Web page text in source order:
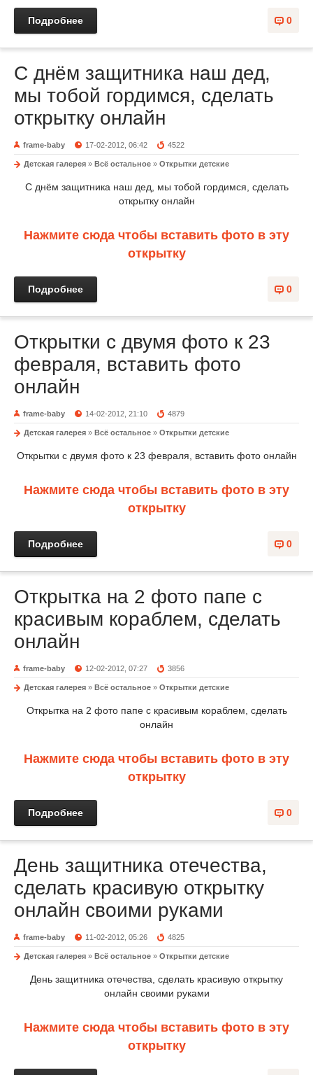
0
Подробнее
С днём защитника наш дед,
мы тобой гордимся, сделать
открытку онлайн
frame-baby 17-02-2012, 06:42 4522
Детская галерея » Всё остальное » Открытки детские
С днём защитника наш дед, мы тобой гордимся, сделать
открытку онлайн
Нажмите сюда чтобы вставить фото в эту
открытку
0
Подробнее
Открытки с двумя фото к 23
февраля, вставить фото
онлайн
frame-baby 14-02-2012, 21:10 4879
Детская галерея » Всё остальное » Открытки детские
Открытки с двумя фото к 23 февраля, вставить фото онлайн
Нажмите сюда чтобы вставить фото в эту
открытку
0
Подробнее
Открытка на 2 фото папе с
красивым кораблем, сделать
онлайн
frame-baby 12-02-2012, 07:27 3856
Детская галерея » Всё остальное » Открытки детские
Открытка на 2 фото папе с красивым кораблем, сделать
онлайн
Нажмите сюда чтобы вставить фото в эту
открытку
0
Подробнее
День защитника отечества,
сделать красивую открытку
онлайн своими руками
frame-baby 11-02-2012, 05:26 4825
Детская галерея » Всё остальное » Открытки детские
День защитника отечества, сделать красивую открытку
онлайн своими руками
Нажмите сюда чтобы вставить фото в эту
открытку